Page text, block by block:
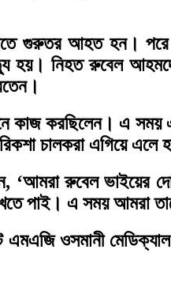
গুরুতর আহত হন।
হয়। নিহত রুবেল
কাজ করছিলেন। এ সময়
চালকরা এগিয়ে এলে
রুবেল ভাইয়ের
এ সময় আমরা
ওসমানী